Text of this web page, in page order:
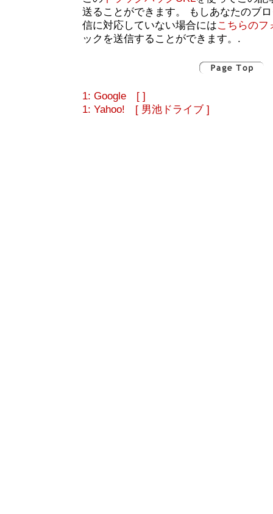
送ることができます。 もしあなたのブ
信に対応していない場合にはこちらのフ
ックを送信することができます。.
1: Google [ ]
1: Yahoo! [ 男池ドライブ ]